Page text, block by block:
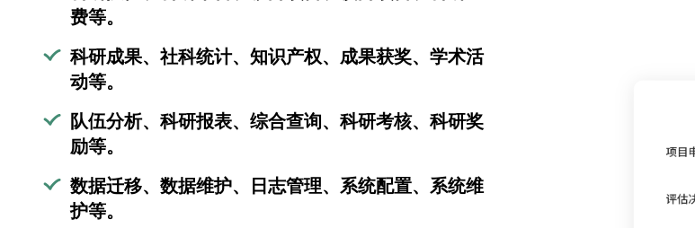
费等。
科研成果、社科统计、知识产权、成果获奖、学术活
动等。
队伍分析、科研报表、综合查询、科研考核、科研奖
励等。
数据迁移、数据维护、日志管理、系统配置、系统维
护等。